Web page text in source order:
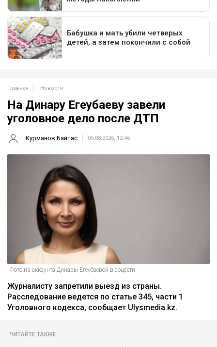
Главная Новости
На Динару Егеубаеву завели
уголовное дело после ДТП
Курманов Байтас 05.08.2026, 12:46
Фото из аккаунта Динары Егеубаевой в соцсети
Журналисту запретили выезд из страны.
Расследование ведется по статье 345, части 1
Уголовного кодекса, сообщает Ulysmedia.kz.
ЧИТАЙТЕ ТАКЖЕ